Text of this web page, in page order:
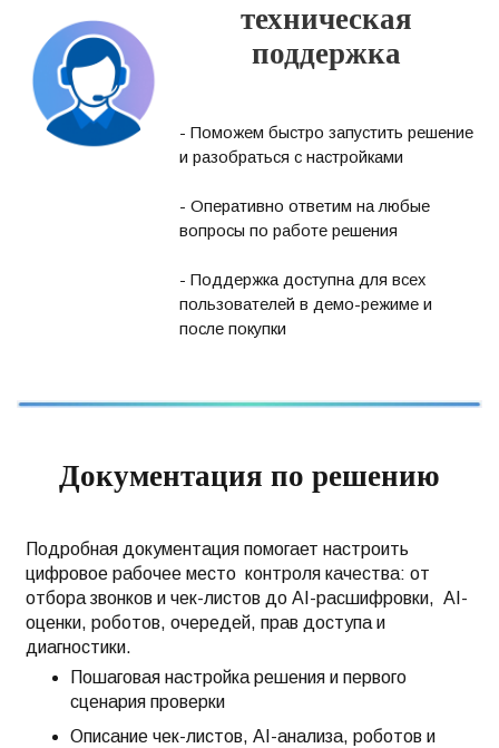
техническая
поддержка
- Поможем быстро запустить решение
и разобраться с настройками
- Оперативно ответим на любые
вопросы по работе решения
- Поддержка доступна для всех
пользователей в демо-режиме и
после покупки
Документация по решению
Подробная документация помогает настроить
цифровое рабочее место контроля качества: от
отбора звонков и чек-листов до AI-расшифровки, AI-
оценки, роботов, очередей, прав доступа и
диагностики.
Пошаговая настройка решения и первого
сценария проверки
Описание чек-листов, AI-анализа, роботов и